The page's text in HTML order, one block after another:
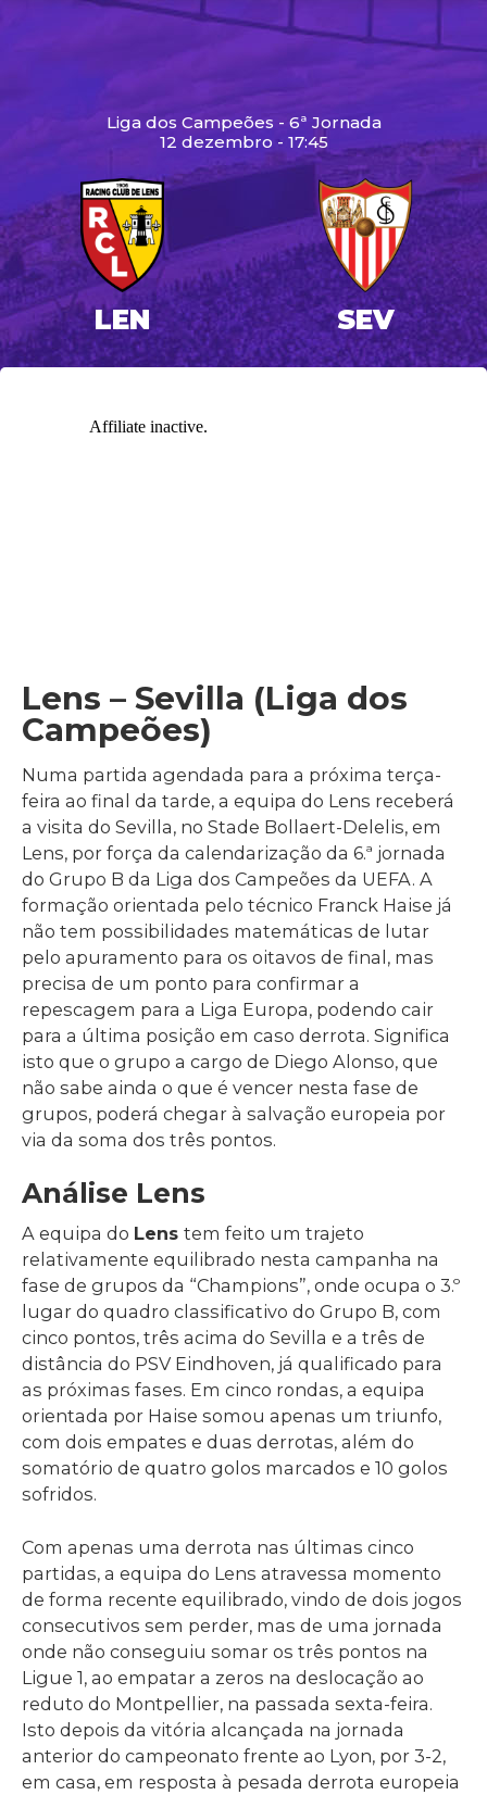
Liga dos Campeões - 6ª Jornada
12 dezembro - 17:45
LEN SEV
Lens – Sevilla (Liga dos
Campeões)
Numa partida agendada para a próxima terça-
feira ao final da tarde, a equipa do Lens receberá
a visita do Sevilla, no Stade Bollaert-Delelis, em
Lens, por força da calendarização da 6.ª jornada
do Grupo B da Liga dos Campeões da UEFA. A
formação orientada pelo técnico Franck Haise já
não tem possibilidades matemáticas de lutar
pelo apuramento para os oitavos de final, mas
precisa de um ponto para confirmar a
repescagem para a Liga Europa, podendo cair
para a última posição em caso derrota. Significa
isto que o grupo a cargo de Diego Alonso, que
não sabe ainda o que é vencer nesta fase de
grupos, poderá chegar à salvação europeia por
via da soma dos três pontos.
Análise Lens
A equipa do Lens tem feito um trajeto
relativamente equilibrado nesta campanha na
fase de grupos da “Champions”, onde ocupa o 3.º
lugar do quadro classificativo do Grupo B, com
cinco pontos, três acima do Sevilla e a três de
distância do PSV Eindhoven, já qualificado para
as próximas fases. Em cinco rondas, a equipa
orientada por Haise somou apenas um triunfo,
com dois empates e duas derrotas, além do
somatório de quatro golos marcados e 10 golos
sofridos.
Com apenas uma derrota nas últimas cinco
partidas, a equipa do Lens atravessa momento
de forma recente equilibrado, vindo de dois jogos
consecutivos sem perder, mas de uma jornada
onde não conseguiu somar os três pontos na
Ligue 1, ao empatar a zeros na deslocação ao
reduto do Montpellier, na passada sexta-feira.
Isto depois da vitória alcançada na jornada
anterior do campeonato frente ao Lyon, por 3-2,
em casa, em resposta à pesada derrota europeia